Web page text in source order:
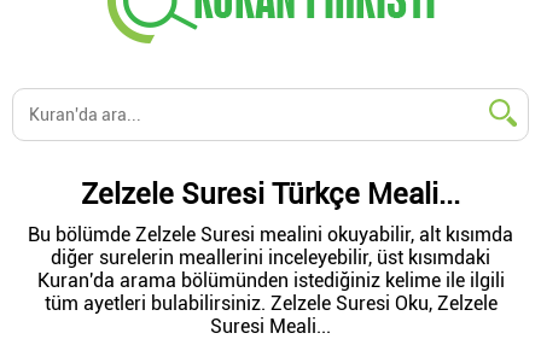
Zelzele Suresi Türkçe Meali...
Bu bölümde Zelzele Suresi mealini okuyabilir, alt kısımda
diğer surelerin meallerini inceleyebilir, üst kısımdaki
Kuran'da arama bölümünden istediğiniz kelime ile ilgili
tüm ayetleri bulabilirsiniz. Zelzele Suresi Oku, Zelzele
Suresi Meali...